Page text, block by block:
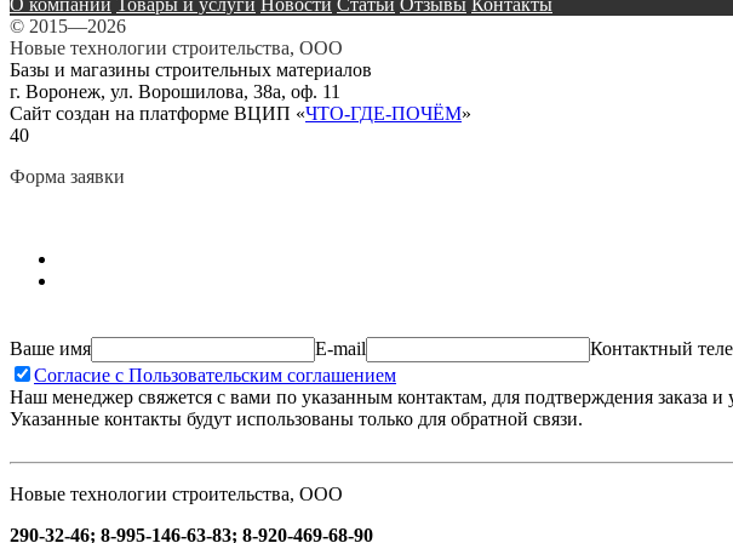
© 2015—2026
Новые технологии строительства, ООО
Базы и магазины строительных материалов
г. Воронеж, ул. Ворошилова, 38а, оф. 11
Сайт создан на платформе ВЦИП «ЧТО-ГДЕ-ПОЧЁМ»
40
Форма заявки
Ваше имя E-mail Контактный
Согласие с Пользовательским соглашением
Наш менеджер свяжется с вами по указанным контактам, для подтверждения заказа и
Указанные контакты будут использованы только для обратной связи.
Новые технологии строительства, ООО
290-32-46; 8-995-146-63-83; 8-920-469-68-90